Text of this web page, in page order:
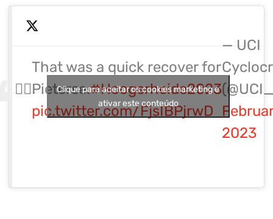
😮‍💨
That was a quick recover for
Pieterse.#Hoogerheide2023
pic.twitter.com/FjsIBPjrwD
— UCI
2023
Clique para aceitar os cookies marketing e
ativar este conteúdo